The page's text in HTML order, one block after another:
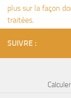
plus sur la façon
traitées.
SUIVRE :